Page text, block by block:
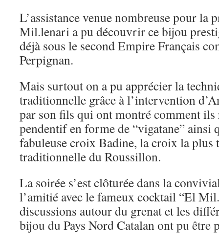
L’assistance venue nombreuse pour la
Mil.lenari a pu découvrir ce bijou
déjà sous le second Empire Français
Perpignan.
Mais surtout on a pu apprécier la
traditionnelle grâce à l’intervention
par son fils qui ont montré comment ils
pendentif en forme de “vigatane” ainsi
fabuleuse croix Badine, la croix la plus
traditionnelle du Roussillon.
La soirée s’est clôturée dans la
l’amitié avec le fameux cocktail “El
discussions autour du grenat et les
bijou du Pays Nord Catalan ont pu être